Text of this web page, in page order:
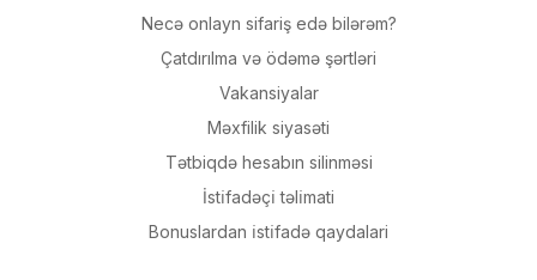
Necə onlayn sifariş edə bilərəm?
Çatdırılma və ödəmə şərtləri
Vakansiyalar
Məxfilik siyasəti
Tətbiqdə hesabın silinməsi
İsti̇fadəçi̇ təli̇mati
Bonuslardan i̇sti̇fadə qaydalari